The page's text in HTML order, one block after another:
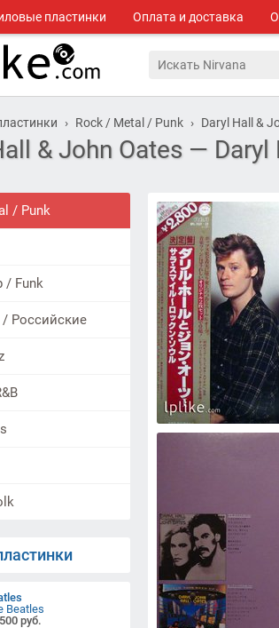
пластинки Оплата и доставка
Rock / Metal / Punk Daryl Hall &
& John Oates —
/ Punk
/ Funk
/ Российские
Beatles
руб.